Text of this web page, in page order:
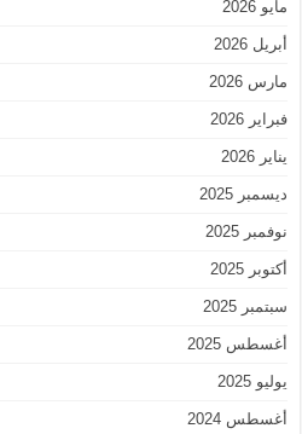
مايو 2026
أبريل 2026
مارس 2026
فبراير 2026
يناير 2026
ديسمبر 2025
نوفمبر 2025
أكتوبر 2025
سبتمبر 2025
أغسطس 2025
يوليو 2025
أغسطس 2024